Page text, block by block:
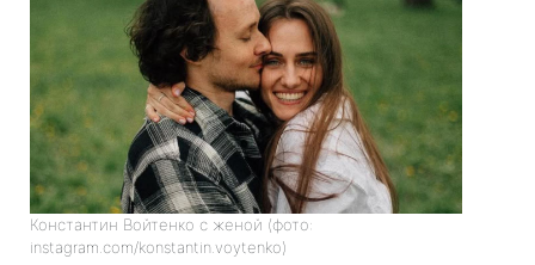
Константин Войтенко с женой (фото:
instagram.com/konstantin.voytenko)